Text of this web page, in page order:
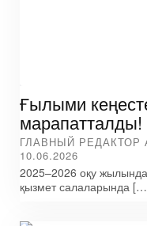
Ғылыми
марапатталды!
ГЛАВНЫЙ РЕДАКТОР
10.06.2026
2025–2026 оқу
қызмет салаларында